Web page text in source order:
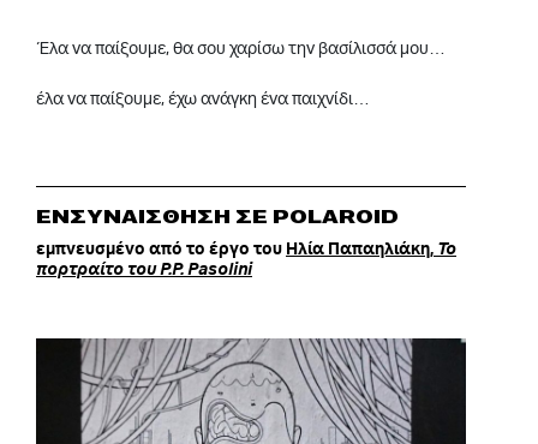
Έλα να παίξουμε, θα σου χαρίσω την βασίλισσά μου…
έλα να παίξουμε, έχω ανάγκη ένα παιχνίδι…
ΕΝΣΥΝΑΙΣΘΗΣΗ ΣΕ POLAROID
εμπνευσμένο από το έργο του Ηλία Παπαηλιάκη, Το
πορτραίτο του P.P. Pasolini